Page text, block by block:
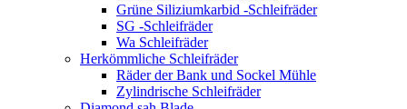
Grüne Siliziumkarbid -Schleifräder
SG -Schleifräder
Wa Schleifräder
Herkömmliche Schleifräder
Räder der Bank und Sockel Mühle
Zylindrische Schleifräder